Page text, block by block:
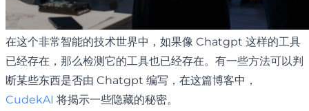
在这个非常智能的技术世界中，如果像 Chatgpt 这样的工具
已经存在，那么检测它的工具也已经存在。有一些方法可以判
断某些东西是否由 Chatgpt 编写，在这篇博客中，
CudekAI 将揭示一些隐藏的秘密。